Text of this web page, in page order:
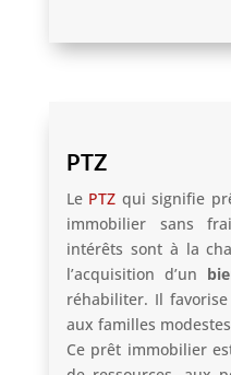
PTZ
Le PTZ qui signifie
immobilier sans
intérêts sont à la
l’acquisition d’un
réhabiliter. Il
aux familles
Ce prêt immobilier